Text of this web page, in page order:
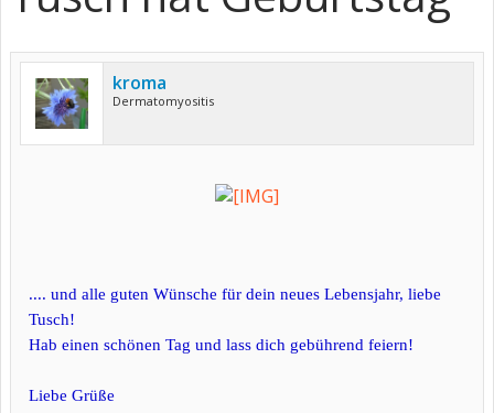
kroma
Dermatomyositis
.... und alle guten Wünsche für dein neues Lebensjahr, liebe
Tusch!
Hab einen schönen Tag und lass dich gebührend feiern!
Liebe Grüße